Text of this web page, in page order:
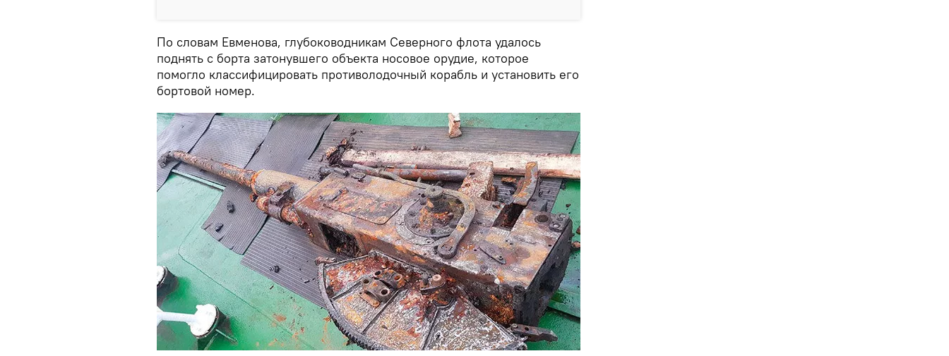
По словам Евменова, глубоководникам Северного флота удалось
поднять с борта затонувшего объекта носовое орудие, которое
помогло классифицировать противолодочный корабль и установить его
бортовой номер.